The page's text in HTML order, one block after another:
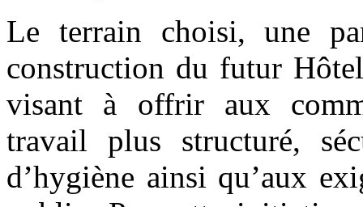
Le terrain choisi, une
construction du futur
visant à offrir aux
travail plus structuré,
d’hygiène ainsi qu’aux